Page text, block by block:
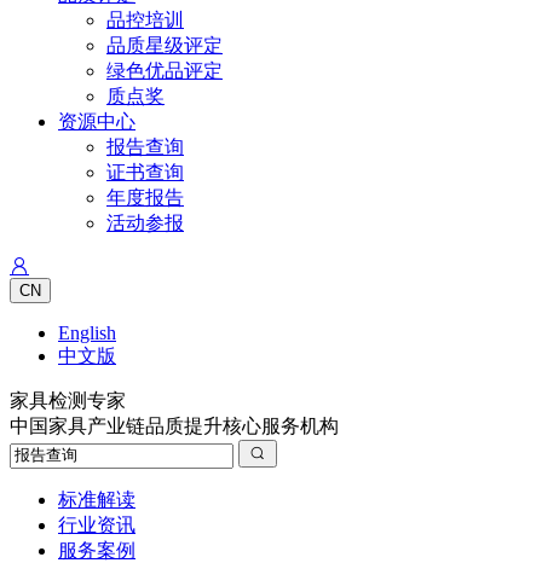
品控培训
品质星级评定
绿色优品评定
质点奖
资源中心
报告查询
证书查询
年度报告
活动参报
CN
English
中文版
家具检测专家
中国家具产业链品质提升核心服务机构
标准解读
行业资讯
服务案例